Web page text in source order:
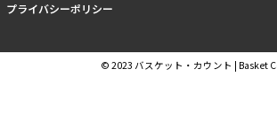
プライバシーポリシー
© 2023 バスケット・カウント | Basket